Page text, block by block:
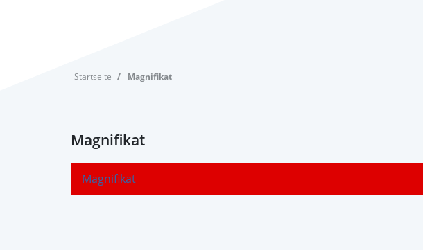
Startseite Magnifikat
Magnifikat
Magnifikat